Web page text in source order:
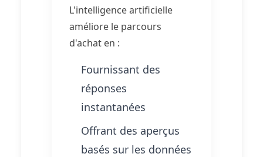
L'intelligence artificielle
améliore le parcours
d'achat en :
Fournissant des
réponses
instantanées
Offrant des aperçus
basés sur les données